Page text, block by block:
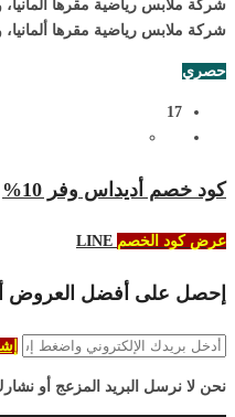
شركة ملابس رياضية مقرها
شركة ملابس رياضية مقرها
حصري
17
كود خصم أديداس وفر 10%
عرض كود الخصم
إحصل على أفضل العروض
نحن لا نرسل البريد المزعج أو